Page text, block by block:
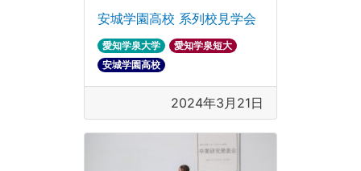
安城学園高校 系列校見学会
愛知学泉大学
愛知学泉短大
安城学園高校
2024年3月21日